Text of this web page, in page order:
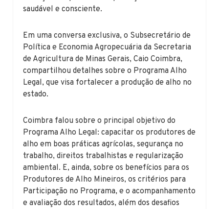
saudável e consciente.
Em uma conversa exclusiva, o Subsecretário de
Política e Economia Agropecuária da Secretaria
de Agricultura de Minas Gerais, Caio Coimbra,
compartilhou detalhes sobre o Programa Alho
Legal, que visa fortalecer a produção de alho no
estado.
Coimbra falou sobre o principal objetivo do
Programa Alho Legal: capacitar os produtores de
alho em boas práticas agrícolas, segurança no
trabalho, direitos trabalhistas e regularização
ambiental. E, ainda, sobre os benefícios para os
Produtores de Alho Mineiros, os critérios para
Participação no Programa, e o acompanhamento
e avaliação dos resultados, além dos desafios